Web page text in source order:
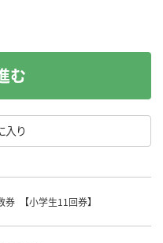
入り
む
券 【小学生11回券】